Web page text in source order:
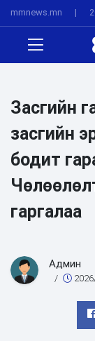
mmnews.mn |
Засгийн
засгийн
бодит
гаргалаа
Админ
/